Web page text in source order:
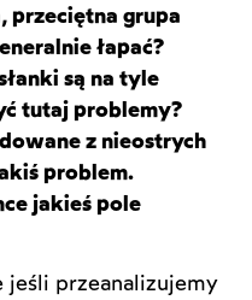
przeciętna grupa
łapać?
są na tyle
tutaj problemy?
z nieostrych
problem.
jakieś pole
przeanalizujemy